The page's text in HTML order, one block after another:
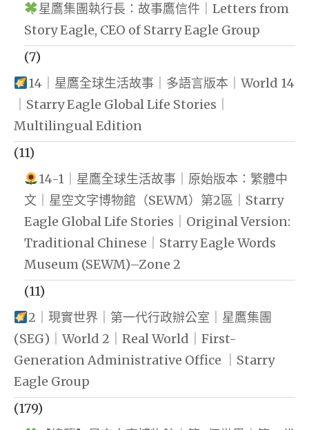
星鷹集團執行長：故事鷹信件｜Letters from
Story Eagle, CEO of Starry Eagle Group
(7)
14｜星鷹全球生活故事｜多語言版本｜World 14
｜Starry Eagle Global Life Stories｜
Multilingual Edition
(11)
14-1｜星鷹全球生活故事｜原始版本：繁體中
文｜星空文字博物館（SEWM）第2區｜Starry
Eagle Global Life Stories｜Original Version:
Traditional Chinese｜Starry Eagle Words
Museum (SEWM)–Zone 2
(11)
2｜現實世界｜第一代行政辦公室｜星鷹集團
(SEG)｜World 2｜Real World｜First-
Generation Administrative Office ｜Starry
Eagle Group
(179)